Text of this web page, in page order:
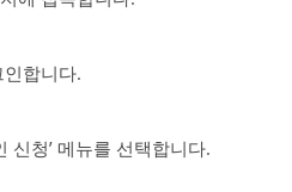
합니다.
신청’ 메뉴를 선택합니다.